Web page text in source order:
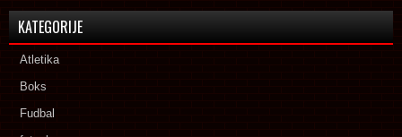
KATEGORIJE
Atletika
Boks
Fudbal